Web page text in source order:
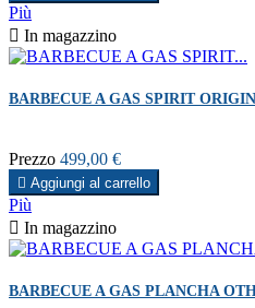
Più
 In magazzino
BARBECUE A GAS SPIRIT
Prezzo 499,00 €
 Aggiungi al carrello
Più
 In magazzino
BARBECUE A GAS PLANCHA